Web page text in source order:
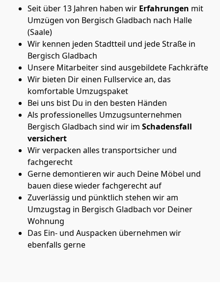
Seit über 13 Jahren haben wir Erfahrungen mit
Umzügen von Bergisch Gladbach nach Halle
(Saale)
Wir kennen jeden Stadtteil und jede Straße in
Bergisch Gladbach
Unsere Mitarbeiter sind ausgebildete Fachkräfte
Wir bieten Dir einen Fullservice an, das
komfortable Umzugspaket
Bei uns bist Du in den besten Händen
Als professionelles Umzugsunternehmen
Bergisch Gladbach sind wir im Schadensfall
versichert
Wir verpacken alles transportsicher und
fachgerecht
Gerne demontieren wir auch Deine Möbel und
bauen diese wieder fachgerecht auf
Zuverlässig und pünktlich stehen wir am
Umzugstag in Bergisch Gladbach vor Deiner
Wohnung
Das Ein- und Auspacken übernehmen wir
ebenfalls gerne